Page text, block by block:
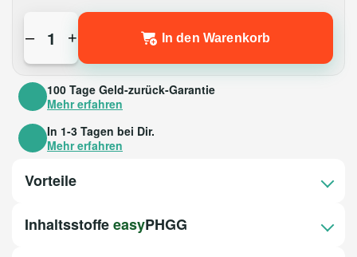
– Basispaket Verdauung Menge
+ In den Warenkorb
100 Tage Geld-zurück-Garantie
Mehr erfahren
In 1-3 Tagen bei Dir.
Mehr erfahren
Vorteile
InhaltsstoffeeasyPHGG